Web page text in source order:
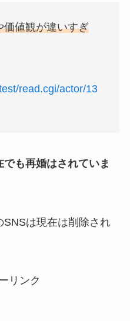
価値観が違いすぎ
read.cgi/actor/13
でも再婚はされていま
は現在は削除され
リンク